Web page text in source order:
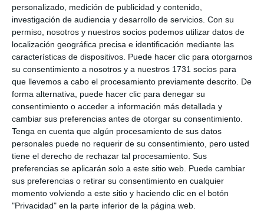
personalizado, medición de publicidad y contenido,
investigación de audiencia y desarrollo de servicios. Con su
permiso, nosotros y nuestros socios podemos utilizar datos de
localización geográfica precisa e identificación mediante las
características de dispositivos. Puede hacer clic para otorgarnos
su consentimiento a nosotros y a nuestros 1731 socios para
que llevemos a cabo el procesamiento previamente descrito. De
forma alternativa, puede hacer clic para denegar su
consentimiento o acceder a información más detallada y
cambiar sus preferencias antes de otorgar su consentimiento.
Tenga en cuenta que algún procesamiento de sus datos
personales puede no requerir de su consentimiento, pero usted
tiene el derecho de rechazar tal procesamiento. Sus
preferencias se aplicarán solo a este sitio web. Puede cambiar
sus preferencias o retirar su consentimiento en cualquier
momento volviendo a este sitio y haciendo clic en el botón
"Privacidad" en la parte inferior de la página web.